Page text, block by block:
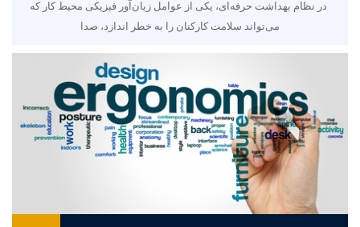
در نظام بهداشت حرفه‌ای، یکی از عوامل زیان‌آور فیزیکی محیط کار که
می‌تواند سلامت کارکنان را به خطر اندازد، صدا